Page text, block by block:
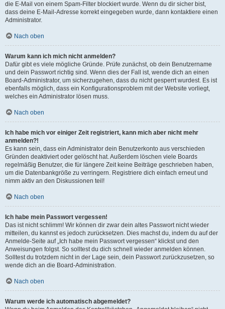
die E-Mail von einem Spam-Filter blockiert wurde. Wenn du dir sicher bist,
dass deine E-Mail-Adresse korrekt eingegeben wurde, dann kontaktiere einen
Administrator.
Nach oben
Warum kann ich mich nicht anmelden?
Dafür gibt es viele mögliche Gründe. Prüfe zunächst, ob dein Benutzername
und dein Passwort richtig sind. Wenn dies der Fall ist, wende dich an einen
Board-Administrator, um sicherzugehen, dass du nicht gesperrt wurdest. Es ist
ebenfalls möglich, dass ein Konfigurationsproblem mit der Website vorliegt,
welches ein Administrator lösen muss.
Nach oben
Ich habe mich vor einiger Zeit registriert, kann mich aber nicht mehr
anmelden?!
Es kann sein, dass ein Administrator dein Benutzerkonto aus verschieden
Gründen deaktiviert oder gelöscht hat. Außerdem löschen viele Boards
regelmäßig Benutzer, die für längere Zeit keine Beiträge geschrieben haben,
um die Datenbankgröße zu verringern. Registriere dich einfach erneut und
nimm aktiv an den Diskussionen teil!
Nach oben
Ich habe mein Passwort vergessen!
Das ist nicht schlimm! Wir können dir zwar dein altes Passwort nicht wieder
mitteilen, du kannst es jedoch zurücksetzen. Dies machst du, indem du auf der
Anmelde-Seite auf „Ich habe mein Passwort vergessen“ klickst und den
Anweisungen folgst. So solltest du dich schnell wieder anmelden können.
Solltest du trotzdem nicht in der Lage sein, dein Passwort zurückzusetzen, so
wende dich an die Board-Administration.
Nach oben
Warum werde ich automatisch abgemeldet?